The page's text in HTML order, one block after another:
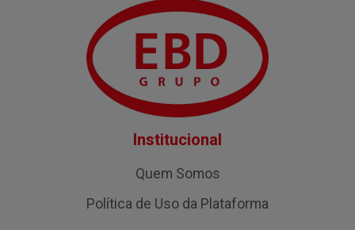
Institucional
Quem Somos
Política de Uso da Plataforma